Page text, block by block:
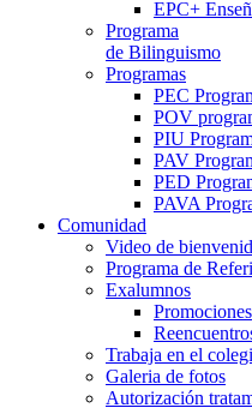
EPC+
Programa
de Bilinguismo
Programas
PEC
POV
PIU
PAV
PED
PAVA
Comunidad
Video de
Programa de
Exalumnos
Promociones
Trabaja en el
Galeria de fotos
Autorización